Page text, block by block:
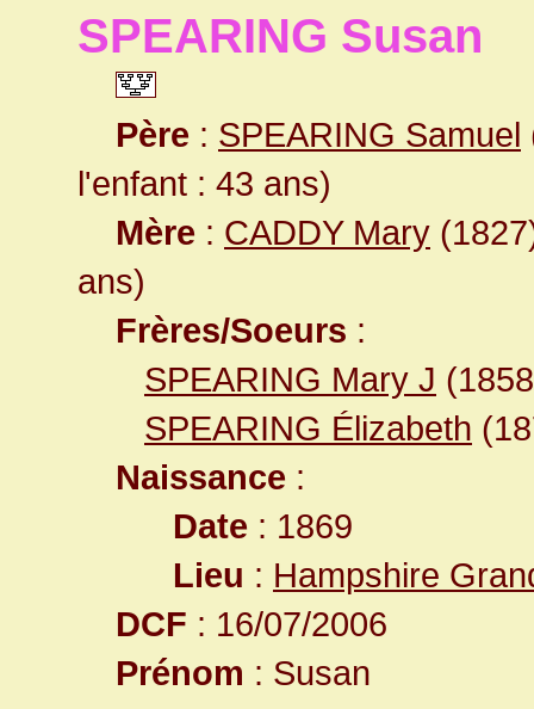
SPEARING Susan
Père : SPEARING Samuel
l'enfant : 43 ans)
Mère : CADDY Mary
ans)
Frères/Soeurs :
SPEARING Mary J
SPEARING Élizabeth
Naissance :
Date : 1869
Lieu : Hampshire
DCF : 16/07/2006
Prénom : Susan